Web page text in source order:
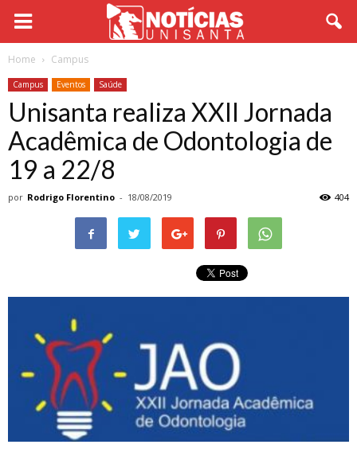
Home Campus
Campus Eventos Saúde
Unisanta realiza XXII Jornada
Acadêmica de Odontologia de
19 a 22/8
por Rodrigo Florentino - 18/08/2019 404